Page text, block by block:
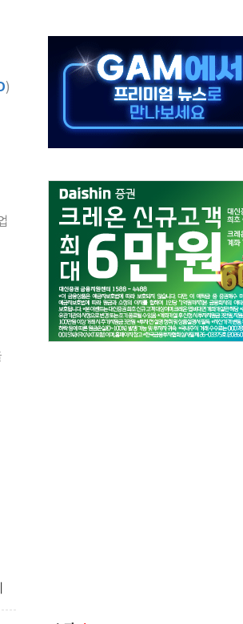
바구니에 홈플러스 담아달라" 호소
포용금융 조직개편 신호탄
병호 구속 기소
)